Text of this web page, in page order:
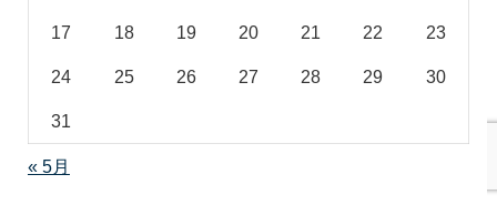
17 18 19 20 21 22 23
24 25 26 27 28 29 30
31
« 5月